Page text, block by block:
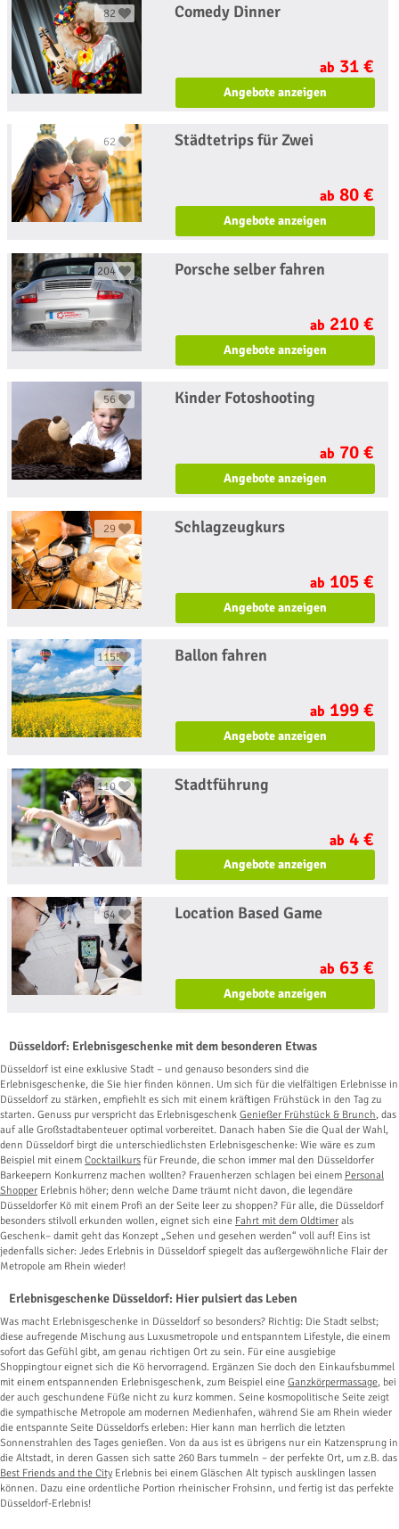
82 Comedy Dinner
ab 31 €
Angebote anzeigen
62 Städtetrips für Zwei
ab 80 €
Angebote anzeigen
204 Porsche selber fahren
ab 210 €
Angebote anzeigen
56 Kinder Fotoshooting
ab 70 €
Angebote anzeigen
29 Schlagzeugkurs
ab 105 €
Angebote anzeigen
1155 Ballon fahren
ab 199 €
Angebote anzeigen
110 Stadtführung
ab 4 €
Angebote anzeigen
64 Location Based Game
ab 63 €
Angebote anzeigen
Düsseldorf: Erlebnisgeschenke mit dem besonderen Etwas
Düsseldorf ist eine exklusive Stadt – und genauso besonders sind die
Erlebnisgeschenke, die Sie hier finden können. Um sich für die vielfältigen Erlebnisse in
Düsseldorf zu stärken, empfiehlt es sich mit einem kräftigen Frühstück in den Tag zu
starten. Genuss pur verspricht das Erlebnisgeschenk Genießer Frühstück & Brunch, das
auf alle Großstadtabenteuer optimal vorbereitet. Danach haben Sie die Qual der Wahl,
denn Düsseldorf birgt die unterschiedlichsten Erlebnisgeschenke: Wie wäre es zum
Beispiel mit einem Cocktailkurs für Freunde, die schon immer mal den Düsseldorfer
Barkeepern Konkurrenz machen wollten? Frauenherzen schlagen bei einem Personal
Shopper Erlebnis höher; denn welche Dame träumt nicht davon, die legendäre
Düsseldorfer Kö mit einem Profi an der Seite leer zu shoppen? Für alle, die Düsseldorf
besonders stilvoll erkunden wollen, eignet sich eine Fahrt mit dem Oldtimer als
Geschenk– damit geht das Konzept „Sehen und gesehen werden“ voll auf! Eins ist
jedenfalls sicher: Jedes Erlebnis in Düsseldorf spiegelt das außergewöhnliche Flair der
Metropole am Rhein wieder!
Erlebnisgeschenke Düsseldorf: Hier pulsiert das Leben
Was macht Erlebnisgeschenke in Düsseldorf so besonders? Richtig: Die Stadt selbst;
diese aufregende Mischung aus Luxusmetropole und entspanntem Lifestyle, die einem
sofort das Gefühl gibt, am genau richtigen Ort zu sein. Für eine ausgiebige
Shoppingtour eignet sich die Kö hervorragend. Ergänzen Sie doch den Einkaufsbummel
mit einem entspannenden Erlebnisgeschenk, zum Beispiel eine Ganzkörpermassage, bei
der auch geschundene Füße nicht zu kurz kommen. Seine kosmopolitische Seite zeigt
die sympathische Metropole am modernen Medienhafen, während Sie am Rhein wieder
die entspannte Seite Düsseldorfs erleben: Hier kann man herrlich die letzten
Sonnenstrahlen des Tages genießen. Von da aus ist es übrigens nur ein Katzensprung in
die Altstadt, in deren Gassen sich satte 260 Bars tummeln – der perfekte Ort, um z.B. das
Best Friends and the City Erlebnis bei einem Gläschen Alt typisch ausklingen lassen
können. Dazu eine ordentliche Portion rheinischer Frohsinn, und fertig ist das perfekte
Düsseldorf-Erlebnis!